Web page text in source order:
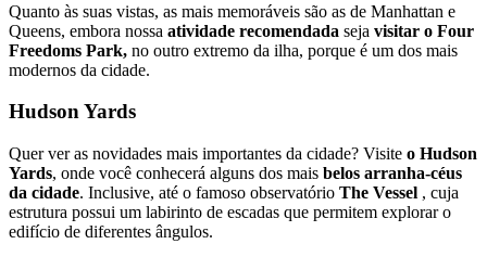
Quanto às suas vistas, as mais memoráveis ​​são as de Manhattan e
Queens, embora nossa atividade recomendada seja visitar o Four
Freedoms Park, no outro extremo da ilha, porque é um dos mais
modernos da cidade.
Hudson Yards
Quer ver as novidades mais importantes da cidade? Visite o Hudson
Yards, onde você conhecerá alguns dos mais belos arranha-céus
da cidade. Inclusive, até o famoso observatório The Vessel , cuja
estrutura possui um labirinto de escadas que permitem explorar o
edifício de diferentes ângulos.